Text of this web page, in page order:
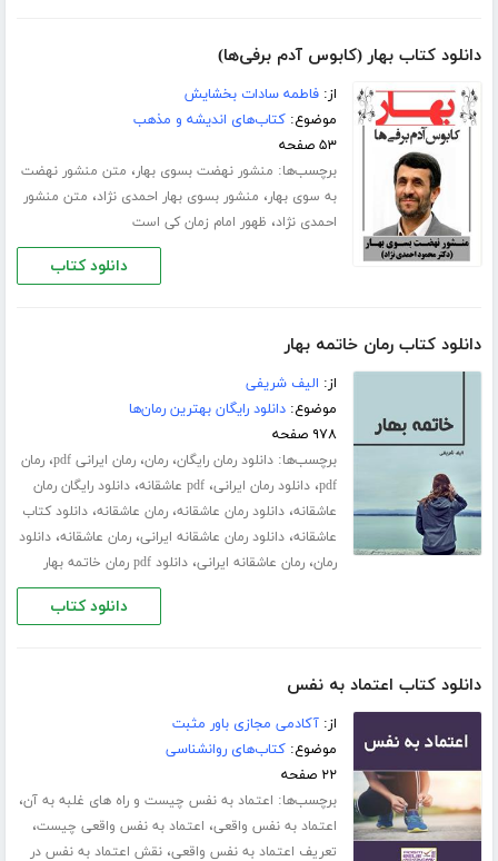
دانلود کتاب بهار (کابوس آدم برفی‌ها)
از:فاطمه سادات بخشایش
موضوع:کتاب‌های اندیشه و مذهب
۵۳ صفحه
برچسب‌ها: منشور نهضت بسوی بهار، متن منشور نهضت
به سوی بهار، منشور بسوی بهار احمدی نژاد، متن منشور
احمدی نژاد، ظهور امام زمان کی است
دانلود کتاب
دانلود کتاب رمان خاتمه بهار
از: الیف شریفی
موضوع:دانلود رایگان بهترین رمان‌ها
۹۷۸ صفحه
برچسب‌ها:دانلود رمان رایگان،رمان،رمان ایرانی pdf ،رمان
pdf،دانلود رمان ایرانی،pdf عاشقانه ،دانلود رایگان رمان
عاشقانه،دانلود رمان عاشقانه،رمان عاشقانه،دانلود کتاب
عاشقانه،دانلود رمان عاشقانه ایرانی،رمان عاشقانه،دانلود
رمان،رمان عاشقانه ایرانی،دانلود pdf رمان خاتمه بهار
دانلود کتاب
دانلود کتاب اعتماد به نفس
از:آکادمی مجازی باور مثبت
موضوع:کتاب‌های روانشناسی
۲۲ صفحه
برچسب‌ها: اعتماد به نفس چیست و راه های غلبه به آن،
اعتماد به نفس واقعی، اعتماد به نفس واقعی چیست،
تعریف اعتماد به نفس واقعی،نقش اعتماد به نفس در